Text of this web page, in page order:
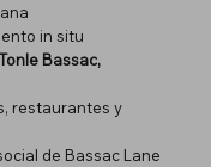
in situ
Bassac,
restaurantes y
de Bassac Lane